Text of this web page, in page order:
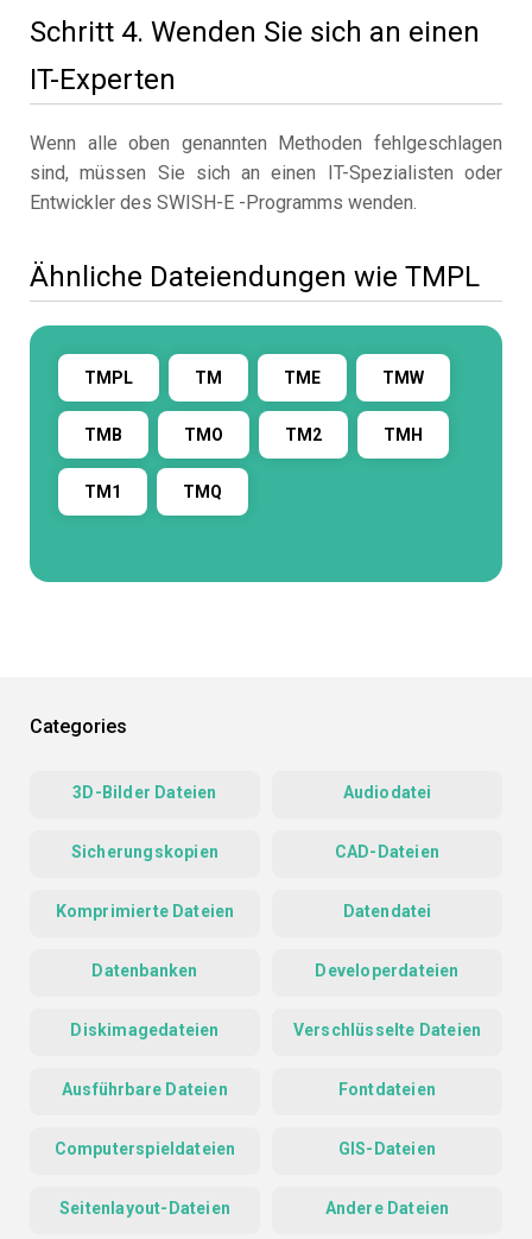
Schritt 4. Wenden Sie sich an einen
IT-Experten
Wenn alle oben genannten Methoden fehlgeschlagen
sind, müssen Sie sich an einen IT-Spezialisten oder
Entwickler des SWISH-E -Programms wenden.
Ähnliche Dateiendungen wie TMPL
TMPL TM TME TMW
TMB TMO TM2 TMH
TM1 TMQ
Categories
3D-Bilder Dateien Audiodatei
Sicherungskopien CAD-Dateien
Komprimierte Dateien Datendatei
Datenbanken Developerdateien
Diskimagedateien Verschlüsselte Dateien
Ausführbare Dateien Fontdateien
Computerspieldateien GIS-Dateien
Seitenlayout-Dateien Andere Dateien